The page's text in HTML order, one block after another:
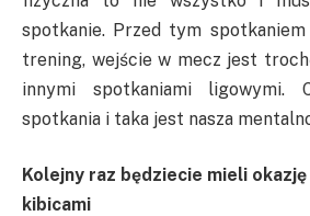
spotkanie. Przed tym
trening, wejście w mecz jest
innymi spotkaniami ligowymi.
spotkania i taka jest nasza
Kolejny raz będziecie mieli
kibicami